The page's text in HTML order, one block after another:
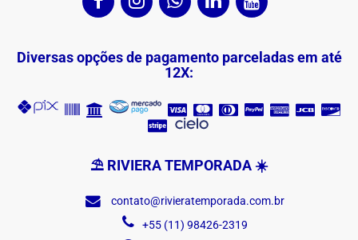
Diversas opções de pagamento parceladas em até
12X:
⛱ RIVIERA TEMPORADA ☀️
contato@rivieratemporada.com.br
+55 (11) 98426-2319